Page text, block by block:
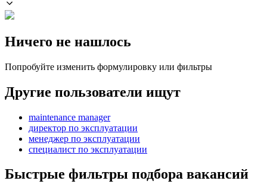
Ничего не нашлось
Попробуйте изменить формулировку или фильтры
Другие пользователи ищут
maintenance manager
директор по эксплуатации
менеджер по эксплуатации
специалист по эксплуатации
Быстрые фильтры подбора вакансий